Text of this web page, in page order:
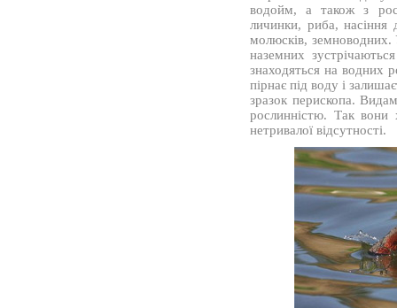
водойм, а також з
личинки, риба,
молюсків, земноводних.
наземних
знаходяться на водних
пірнає під воду і
зразок перископа.
рослинністю. Так вони
нетривалої відсутності.